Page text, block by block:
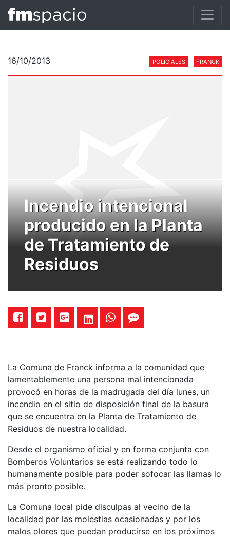
16/10/2013 POLICIALES FRANCK
Incendio intencional
producido en la Planta
de Tratamiento de
Residuos
La Comuna de Franck informa a la comunidad que
lamentablemente una persona mal intencionada
provocó en horas de la madrugada del día lunes, un
incendio en el sitio de disposición final de la basura
que se encuentra en la Planta de Tratamiento de
Residuos de nuestra localidad.
Desde el organismo oficial y en forma conjunta con
Bomberos Voluntarios se está realizando todo lo
humanamente posible para poder sofocar las llamas lo
más pronto posible.
La Comuna local pide disculpas al vecino de la
localidad por las molestias ocasionadas y por los
malos olores que puedan producirse en los próximos